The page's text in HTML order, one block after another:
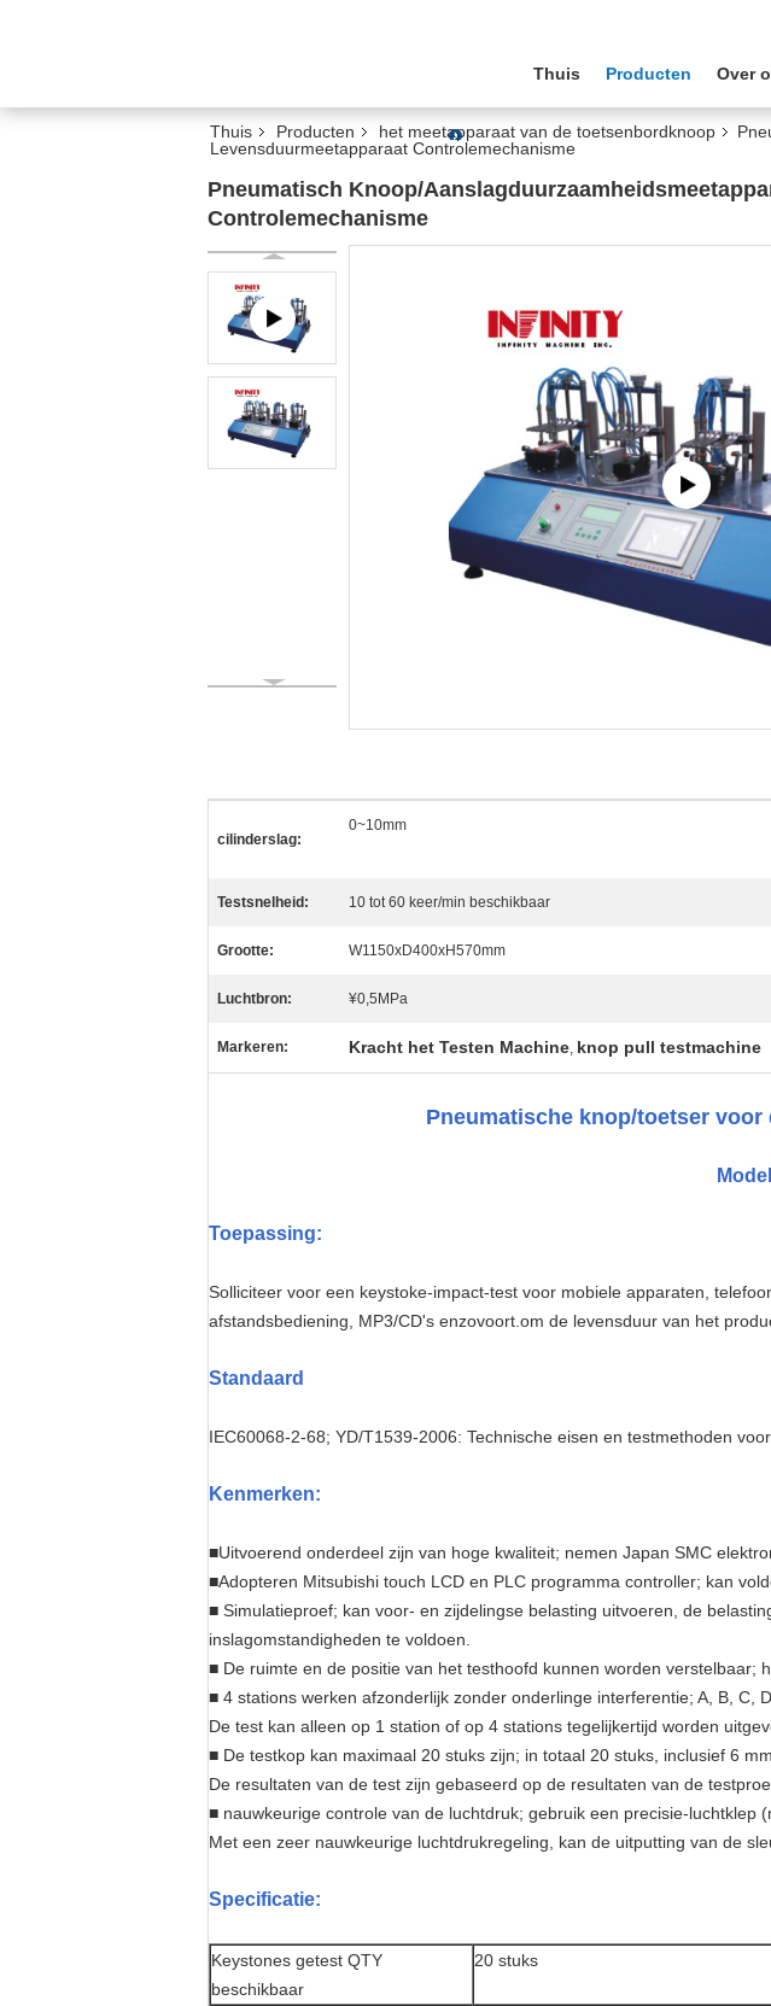
Thuis Producten Over
Thuis Producten het meetapparaat van de toetsenbordknoop
Levensduurmeetapparaat Controlemechanisme
Pneumatisch Knoop/
Controlemechanisme
cilinderslag:
0~10mm
Testsnelheid: 10 tot 60 keer/min beschikbaar
Grootte: W1150xD400xH570mm
Luchtbron: ¥0,5MPa
Markeren: Kracht het Testen Machine, knop pull testmachine
Pneumatische knop/toetser
Toepassing:
Solliciteer voor een keystoke-impact-test voor mobiele apparaten,
afstandsbediening, MP3/CD's enzovoort.om de levensduur van het
Standaard
IEC60068-2-68; YD/T1539-2006: Technische eisen en testmethoden
Kenmerken:
■Uitvoerend onderdeel zijn van hoge kwaliteit; nemen Japan SMC
■Adopteren Mitsubishi touch LCD en PLC programma controller; kan
■ Simulatieproef; kan voor- en zijdelingse belasting uitvoeren, de
inslagomstandigheden te voldoen.
■ De ruimte en de positie van het testhoofd kunnen worden verstelbaar;
■ 4 stations werken afzonderlijk zonder onderlinge interferentie; A, B,
De test kan alleen op 1 station of op 4 stations tegelijkertijd worden
■ De testkop kan maximaal 20 stuks zijn; in totaal 20 stuks, inclusief 6
De resultaten van de test zijn gebaseerd op de resultaten van de
■ nauwkeurige controle van de luchtdruk; gebruik een precisie-
Met een zeer nauwkeurige luchtdrukregeling, kan de uitputting van de
Specificatie:
Keystones getest QTY
beschikbaar
20 stuks